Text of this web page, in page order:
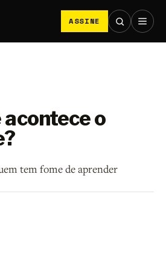
ASSINE
acontece o
tem fome de aprender